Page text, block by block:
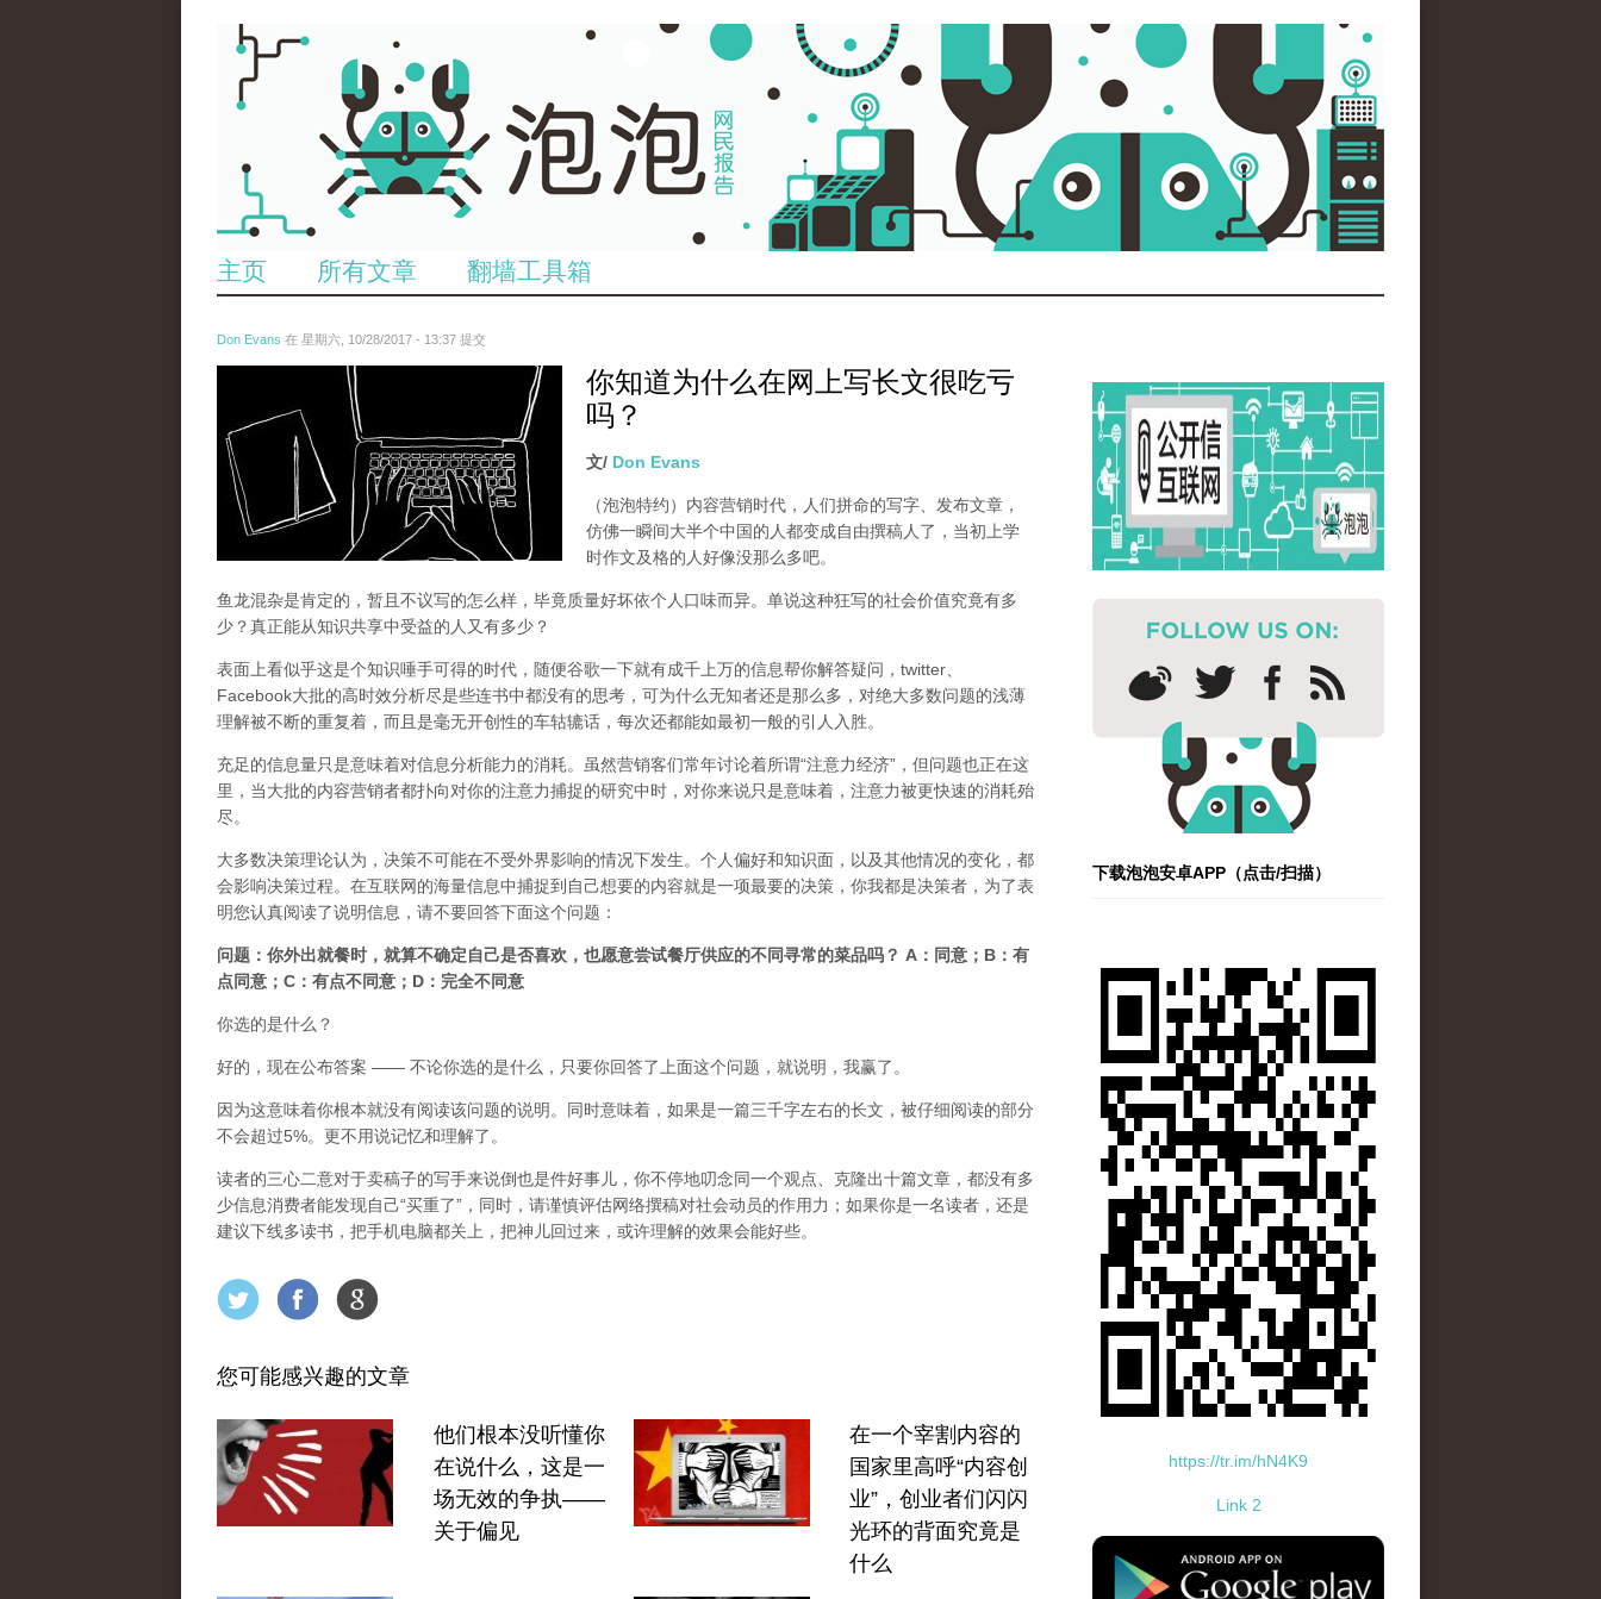
主页 所有文章 翻墙工具箱
Don Evans 在 星期六, 10/28/2017 - 13:37 提交
wechatimg1538.jpeg
你知道为什么在网上写长文很吃亏
吗？
文/ Don Evans
（泡泡特约） 内容营销时代，人们拼命的写字、发布文章，
仿佛一瞬间大半个中国的人都变成自由撰稿人了，当初上学
时作文及格的人好像没那么多吧。
鱼龙混杂是肯定的，暂且不议写的怎么样，毕竟质量好坏依个人口味而异。单说这种狂写的社会价值究竟有多
少？真正能从知识共享中受益的人又有多少？
表面上看似乎这是个知识唾手可得的时代，随便谷歌一下就有成千上万的信息帮你解答疑问，twitter、
Facebook大批的高时效分析尽是些连书中都没有的思考，可为什么无知者还是那么多，对绝大多数问题的浅薄
理解被不断的重复着，而且是毫无开创性的车轱辘话，每次还都能如最初一般的引人入胜。
充足的信息量只是意味着对信息分析能力的消耗。虽然营销客们常年讨论着所谓“注意力经济”，但问题也正在这
里，当大批的内容营销者都扑向对你的注意力捕捉的研究中时，对你来说只是意味着，注意力被更快速的消耗殆
尽。
大多数决策理论认为，决策不可能在不受外界影响的情况下发生。个人偏好和知识面，以及其他情况的变化，都
会影响决策过程。在互联网的海量信息中捕捉到自己想要的内容就是一项最要的决策，你我都是决策者，为了表
明您认真阅读了说明信息，请不要回答下面这个问题：
问题：你外出就餐时，就算不确定自己是否喜欢，也愿意尝试餐厅供应的不同寻常的菜品吗？ A：同意；B：有
点同意；C：有点不同意；D：完全不同意
你选的是什么？
好的，现在公布答案 —— 不论你选的是什么，只要你回答了上面这个问题，就说明，我赢了。
因为这意味着你根本就没有阅读该问题的说明。同时意味着，如果是一篇三千字左右的长文，被仔细阅读的部分
不会超过5%。更不用说记忆和理解了。
读者的三心二意对于卖稿子的写手来说倒也是件好事儿，你不停地叨念同一个观点、克隆出十篇文章，都没有多
少信息消费者能发现自己“买重了”，同时，请谨慎评估网络撰稿对社会动员的作用力；如果你是一名读者，还是
建议下线多读书，把手机电脑都关上，把神儿回过来，或许理解的效果会能好些。
您可能感兴趣的文章
他们根本没听懂你
在说什么，这是一
场无效的争执——
关于偏见
在一个宰割内容的
国家里高呼“内容创
业”，创业者们闪闪
光环的背面究竟是
什么
下载泡泡安卓APP（点击/扫描）
https://tr.im/hN4K9
Link 2
standard-icon-googleplay-app-store.png